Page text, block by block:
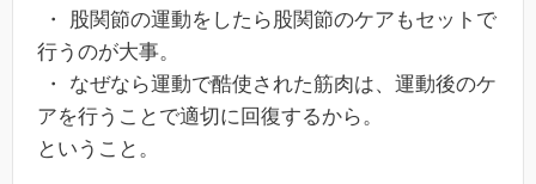
・ 股関節の運動をしたら股関節のケアもセットで
行うのが大事。
・ なぜなら運動で酷使された筋肉は、運動後のケ
アを行うことで適切に回復するから。
ということ。